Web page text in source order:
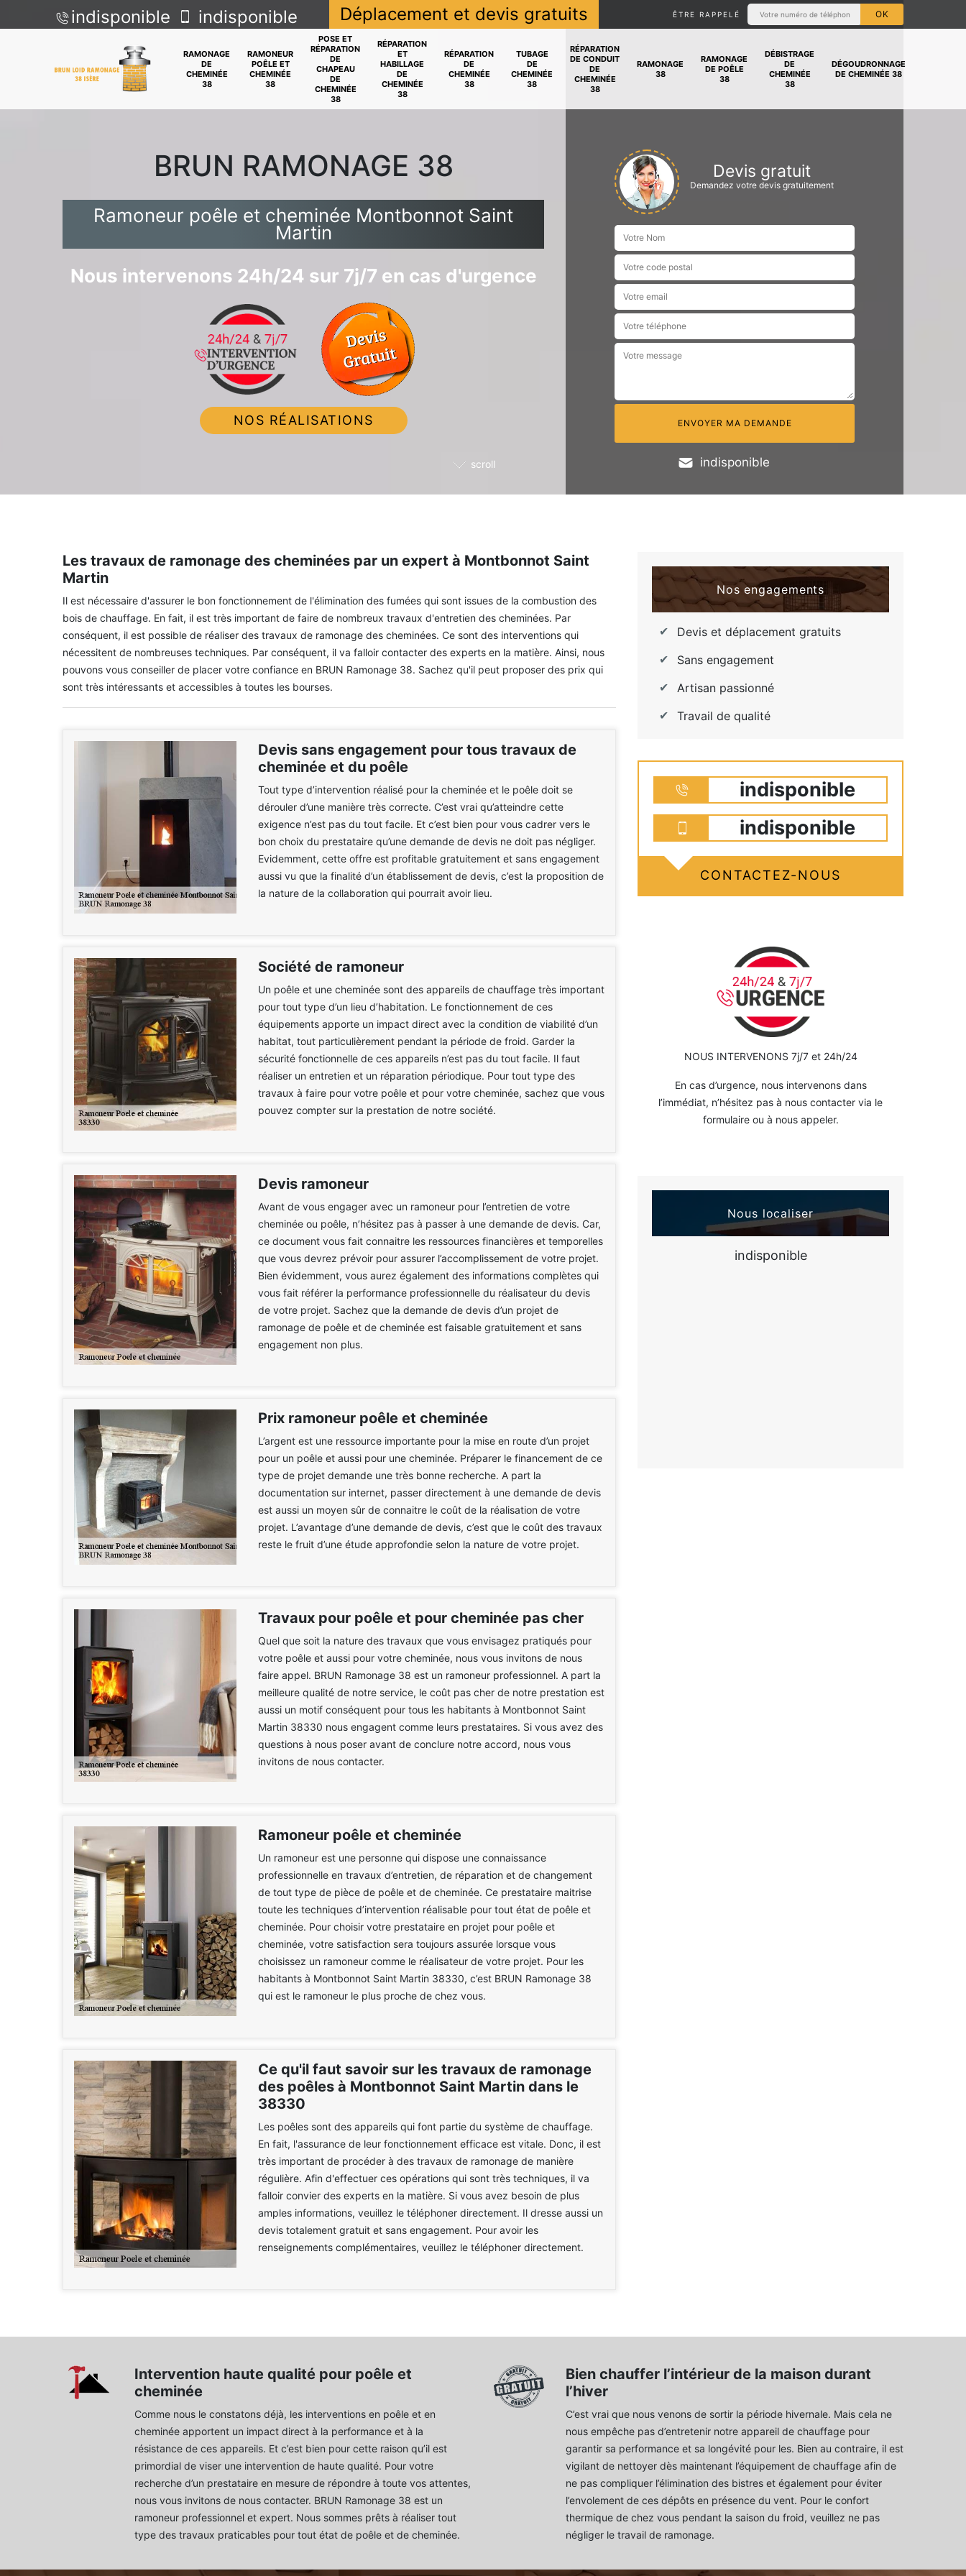
indisponible indisponible Déplacement et devis gratuits ÊTRE RAPPELÉ
RAMONAGE
DE
CHEMINÉE
38
RAMONEUR
POÊLE ET
CHEMINÉE
38
POSE ET
RÉPARATION
DE
CHAPEAU
DE
CHEMINÉE
38
RÉPARATION
ET
HABILLAGE
DE
CHEMINÉE
38
RÉPARATION
DE
CHEMINÉE
38
TUBAGE
DE
CHEMINÉE
38
RÉPARATION
DE CONDUIT
DE
CHEMINÉE
38
RAMONAGE
38
RAMONAGE
DE POÊLE
38
DÉBISTRAGE
DE
CHEMINÉE
38
DÉGOUDRONNAGE
DE CHEMINÉE 38
scroll
BRUN RAMONAGE 38
Ramoneur poêle et cheminée Montbonnot Saint
Martin
Nous intervenons 24h/24 sur 7j/7 en cas d'urgence
NOS RÉALISATIONS
Devis gratuit
Demandez votre devis gratuitement
indisponible
Les travaux de ramonage des cheminées par un expert à Montbonnot Saint
Martin
Il est nécessaire d'assurer le bon fonctionnement de l'élimination des fumées qui sont issues de la combustion des
bois de chauffage. En fait, il est très important de faire de nombreux travaux d'entretien des cheminées. Par
conséquent, il est possible de réaliser des travaux de ramonage des cheminées. Ce sont des interventions qui
nécessitent de nombreuses techniques. Par conséquent, il va falloir contacter des experts en la matière. Ainsi, nous
pouvons vous conseiller de placer votre confiance en BRUN Ramonage 38. Sachez qu'il peut proposer des prix qui
sont très intéressants et accessibles à toutes les bourses.
Devis sans engagement pour tous travaux de
cheminée et du poêle
Tout type d’intervention réalisé pour la cheminée et le poêle doit se
dérouler d’une manière très correcte. C’est vrai qu’atteindre cette
exigence n’est pas du tout facile. Et c’est bien pour vous cadrer vers le
bon choix du prestataire qu’une demande de devis ne doit pas négliger.
Evidemment, cette offre est profitable gratuitement et sans engagement
aussi vu que la finalité d’un établissement de devis, c’est la proposition de
la nature de la collaboration qui pourrait avoir lieu.
Société de ramoneur
Un poêle et une cheminée sont des appareils de chauffage très important
pour tout type d’un lieu d’habitation. Le fonctionnement de ces
équipements apporte un impact direct avec la condition de viabilité d’un
habitat, tout particulièrement pendant la période de froid. Garder la
sécurité fonctionnelle de ces appareils n’est pas du tout facile. Il faut
réaliser un entretien et un réparation périodique. Pour tout type des
travaux à faire pour votre poêle et pour votre cheminée, sachez que vous
pouvez compter sur la prestation de notre société.
Devis ramoneur
Avant de vous engager avec un ramoneur pour l’entretien de votre
cheminée ou poêle, n’hésitez pas à passer à une demande de devis. Car,
ce document vous fait connaitre les ressources financières et temporelles
que vous devrez prévoir pour assurer l’accomplissement de votre projet.
Bien évidemment, vous aurez également des informations complètes qui
vous fait référer la performance professionnelle du réalisateur du devis
de votre projet. Sachez que la demande de devis d’un projet de
ramonage de poêle et de cheminée est faisable gratuitement et sans
engagement non plus.
Prix ramoneur poêle et cheminée
L’argent est une ressource importante pour la mise en route d’un projet
pour un poêle et aussi pour une cheminée. Préparer le financement de ce
type de projet demande une très bonne recherche. A part la
documentation sur internet, passer directement à une demande de devis
est aussi un moyen sûr de connaitre le coût de la réalisation de votre
projet. L’avantage d’une demande de devis, c’est que le coût des travaux
reste le fruit d’une étude approfondie selon la nature de votre projet.
Travaux pour poêle et pour cheminée pas cher
Quel que soit la nature des travaux que vous envisagez pratiqués pour
votre poêle et aussi pour votre cheminée, nous vous invitons de nous
faire appel. BRUN Ramonage 38 est un ramoneur professionnel. A part la
meilleure qualité de notre service, le coût pas cher de notre prestation est
aussi un motif conséquent pour tous les habitants à Montbonnot Saint
Martin 38330 nous engagent comme leurs prestataires. Si vous avez des
questions à nous poser avant de conclure notre accord, nous vous
invitons de nous contacter.
Ramoneur poêle et cheminée
Un ramoneur est une personne qui dispose une connaissance
professionnelle en travaux d’entretien, de réparation et de changement
de tout type de pièce de poêle et de cheminée. Ce prestataire maitrise
toute les techniques d’intervention réalisable pour tout état de poêle et
cheminée. Pour choisir votre prestataire en projet pour poêle et
cheminée, votre satisfaction sera toujours assurée lorsque vous
choisissez un ramoneur comme le réalisateur de votre projet. Pour les
habitants à Montbonnot Saint Martin 38330, c’est BRUN Ramonage 38
qui est le ramoneur le plus proche de chez vous.
Ce qu'il faut savoir sur les travaux de ramonage
des poêles à Montbonnot Saint Martin dans le
38330
Les poêles sont des appareils qui font partie du système de chauffage.
En fait, l'assurance de leur fonctionnement efficace est vitale. Donc, il est
très important de procéder à des travaux de ramonage de manière
régulière. Afin d'effectuer ces opérations qui sont très techniques, il va
falloir convier des experts en la matière. Si vous avez besoin de plus
amples informations, veuillez le téléphoner directement. Il dresse aussi un
devis totalement gratuit et sans engagement. Pour avoir les
renseignements complémentaires, veuillez le téléphoner directement.
Nos engagements
Devis et déplacement gratuits
Sans engagement
Artisan passionné
Travail de qualité
indisponible
indisponible
CONTACTEZ-NOUS
NOUS INTERVENONS 7j/7 et 24h/24
En cas d’urgence, nous intervenons dans
l’immédiat, n’hésitez pas à nous contacter via le
formulaire ou à nous appeler.
Nous localiser
indisponible
Intervention haute qualité pour poêle et
cheminée
Comme nous le constatons déjà, les interventions en poêle et en
cheminée apportent un impact direct à la performance et à la
résistance de ces appareils. Et c’est bien pour cette raison qu’il est
primordial de viser une intervention de haute qualité. Pour votre
recherche d’un prestataire en mesure de répondre à toute vos attentes,
nous vous invitons de nous contacter. BRUN Ramonage 38 est un
ramoneur professionnel et expert. Nous sommes prêts à réaliser tout
type des travaux praticables pour tout état de poêle et de cheminée.
Bien chauffer l’intérieur de la maison durant
l’hiver
C’est vrai que nous venons de sortir la période hivernale. Mais cela ne
nous empêche pas d’entretenir notre appareil de chauffage pour
garantir sa performance et sa longévité pour les. Bien au contraire, il est
vigilant de nettoyer dès maintenant l’équipement de chauffage afin de
ne pas compliquer l’élimination des bistres et également pour éviter
l’envolement de ces dépôts en présence du vent. Pour le confort
thermique de chez vous pendant la saison du froid, veuillez ne pas
négliger le travail de ramonage.